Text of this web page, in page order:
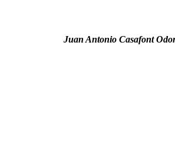
Juan Antonio Casafont